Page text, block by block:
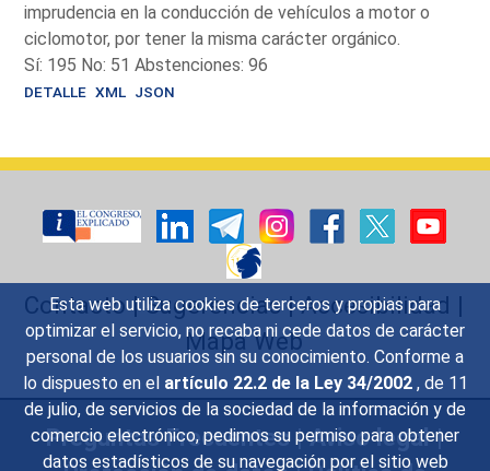
Esta web utiliza cookies de terceros y propias para
optimizar el servicio, no recaba ni cede datos de carácter
personal de los usuarios sin su conocimiento. Conforme a
lo dispuesto en el artículo 22.2 de la Ley 34/2002 , de 11
de julio, de servicios de la sociedad de la información y de
comercio electrónico, pedimos su permiso para obtener
datos estadísticos de su navegación por el sitio web
imprudencia en la conducción de vehículos a motor o
ciclomotor, por tener la misma carácter orgánico.
Sí: 195 No: 51 Abstenciones: 96
DETALLE XML JSON
Contacto|Sugerencias|Accesibilidad |
Mapa Web
Preguntas Frecuentes|Aviso legal|